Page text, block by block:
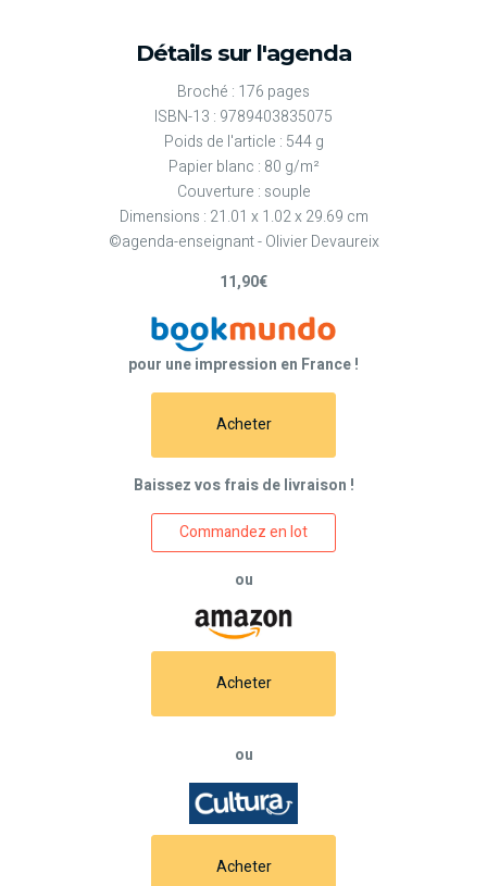
Détails sur l'agenda
Broché : 176 pages
ISBN-13 : 9789403835075
Poids de l'article : 544 g
Papier blanc : 80 g/m²
Couverture : souple
Dimensions : 21.01 x 1.02 x 29.69 cm
©agenda-enseignant - Olivier Devaureix
11,90€
pour une impression en France !
Acheter
Baissez vos frais de livraison !
Commandez en lot
ou
Acheter
ou
Acheter